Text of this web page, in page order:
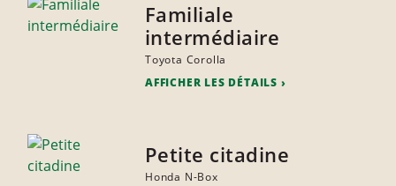
Familiale
intermédiaire
Toyota Corolla
AFFICHER LES DÉTAILS
Petite citadine
Honda N-Box